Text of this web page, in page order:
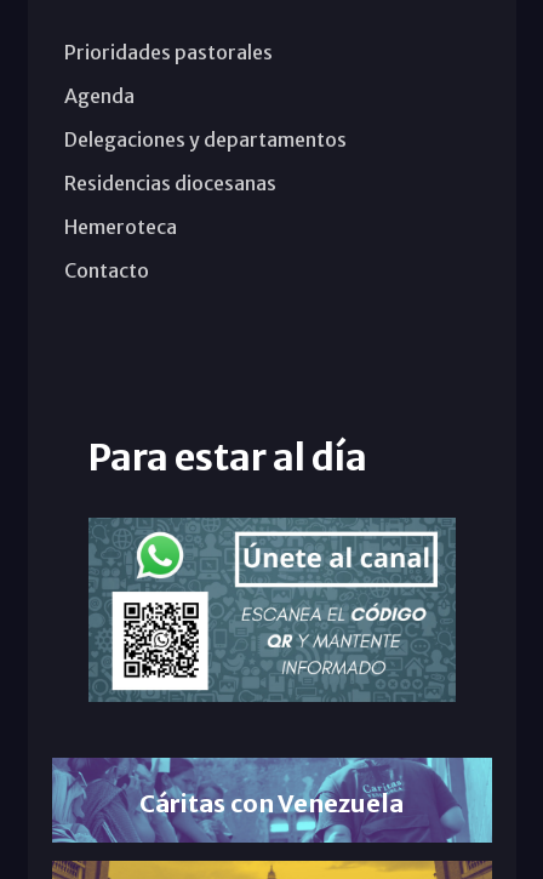
Prioridades pastorales
Agenda
Delegaciones y departamentos
Residencias diocesanas
Hemeroteca
Contacto
Para estar al día
Cáritas con Venezuela